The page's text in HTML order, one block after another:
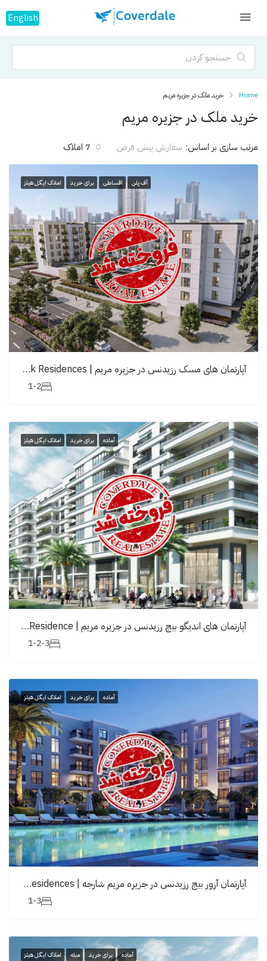
English
Home خرید ملک در جزیرە مریم
خرید ملک در جزیرە مریم
7 املاک مرتب سازی بر اساس: سفارش پیش فرض
آف پلن اقساطی برای خرید املاک ایگل هیلز
آپارتمان های مسک رزیدنس در جزیرە مریم | Mesk Residences
1-2
آماده برای خرید املاک ایگل هیلز
آپارتمان های اندیگو بیچ رزیدنس در جزیره مریم | Indigo Beach Residence
1-2-3
آماده برای خرید املاک ایگل هیلز
آپارتمان آزور بیچ رزیدنس در جزیره مریم شارجه | Azure Beach Residences
1-3
آماده برای خرید مبله املاک ایگل هیلز